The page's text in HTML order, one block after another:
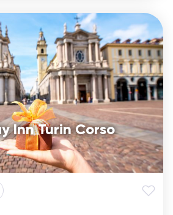
Inn Turin Corso